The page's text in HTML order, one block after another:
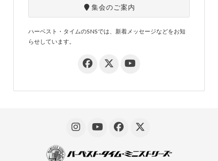
集会のご案内
ハーベスト・タイムのSNSでは、新着メッセージなどをお知
らせしています。